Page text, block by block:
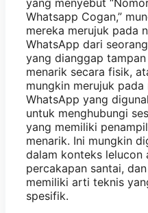
Whatsapp Cogan,”
mereka merujuk pada
WhatsApp dari
yang dianggap tampan
menarik secara fisik,
mungkin merujuk pada
WhatsApp yang
untuk menghubungi
yang memiliki
menarik. Ini mungkin
dalam konteks lelucon
percakapan santai,
memiliki arti teknis
spesifik.